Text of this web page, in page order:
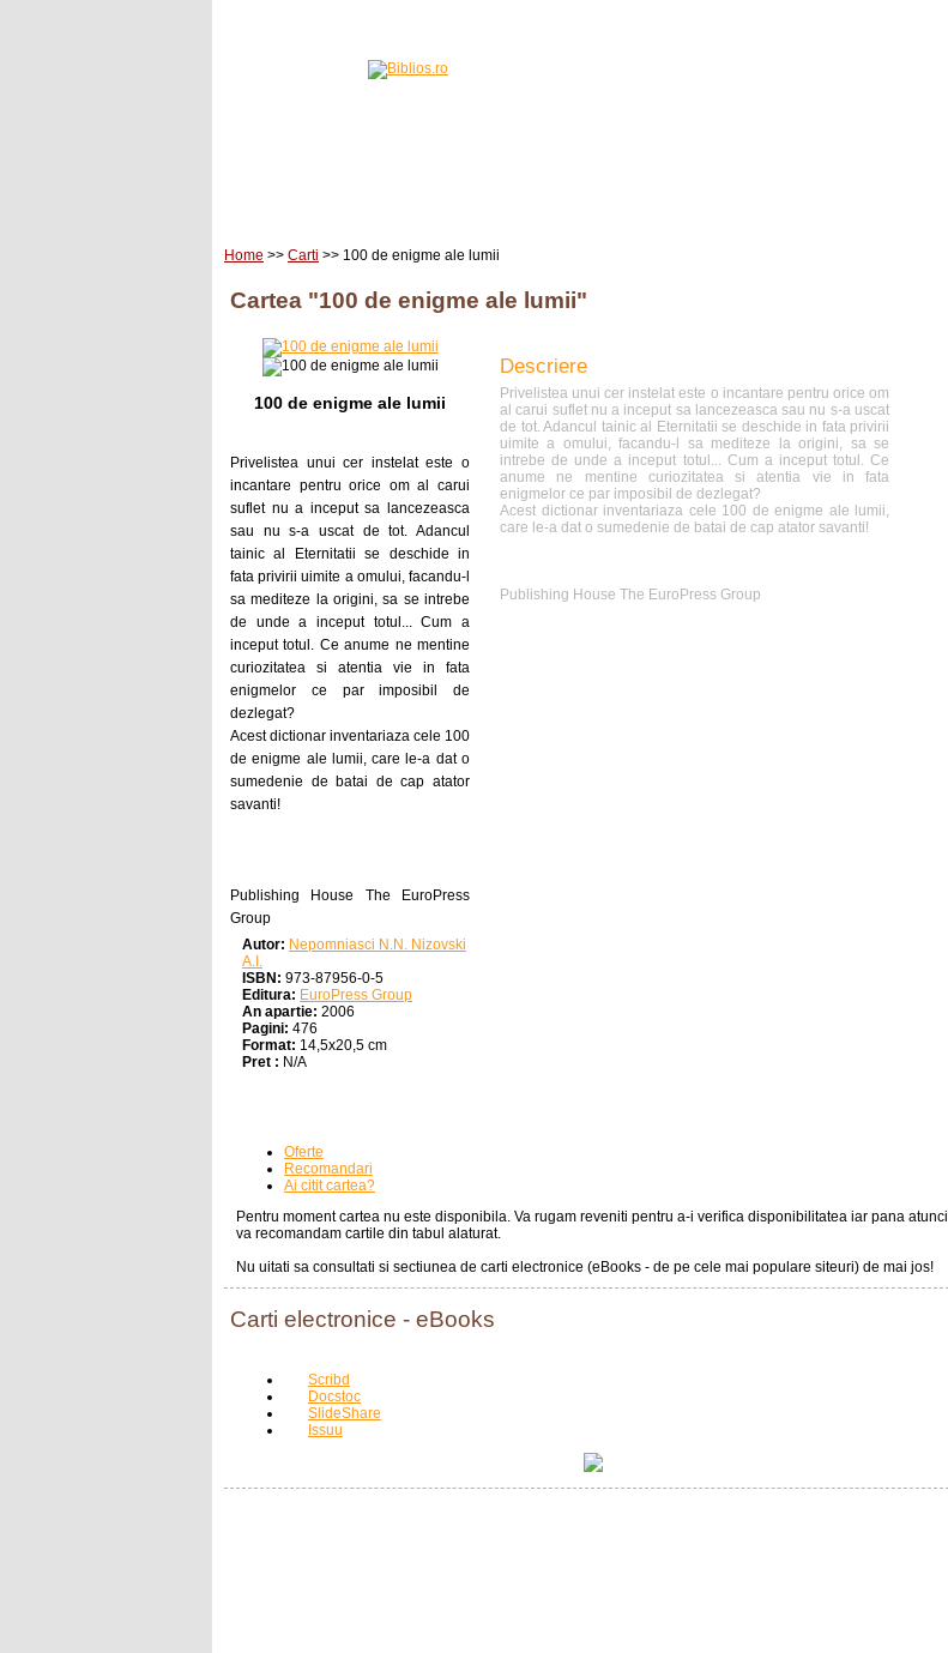
Home >> Carti >> 100 de enigme ale lumii
Cartea "100 de enigme ale lumii"
100 de enigme ale lumii
Privelistea unui cer instelat este o
incantare pentru orice om al carui
suflet nu a inceput sa lancezeasca
sau nu s-a uscat de tot. Adancul
tainic al Eternitatii se deschide in
fata privirii uimite a omului, facandu-l
sa mediteze la origini, sa se intrebe
de unde a inceput totul... Cum a
inceput totul. Ce anume ne mentine
curiozitatea si atentia vie in fata
enigmelor ce par imposibil de
dezlegat?
Acest dictionar inventariaza cele 100
de enigme ale lumii, care le-a dat o
sumedenie de batai de cap atator
savanti!
Publishing House The EuroPress
Group
Autor: Nepomniasci N.N. Nizovski
A.I.
ISBN: 973-87956-0-5
Editura: EuroPress Group
An apartie: 2006
Pagini: 476
Format: 14,5x20,5 cm
Pret : N/A
Descriere
Privelistea unui cer instelat este o incantare pentru orice om
al carui suflet nu a inceput sa lancezeasca sau nu s-a uscat
de tot. Adancul tainic al Eternitatii se deschide in fata privirii
uimite a omului, facandu-l sa mediteze la origini, sa se
intrebe de unde a inceput totul... Cum a inceput totul. Ce
anume ne mentine curiozitatea si atentia vie in fata
enigmelor ce par imposibil de dezlegat?
Acest dictionar inventariaza cele 100 de enigme ale lumii,
care le-a dat o sumedenie de batai de cap atator savanti!
Publishing House The EuroPress Group
Oferte
Recomandari
Ai citit cartea?
Pentru moment cartea nu este disponibila. Va rugam reveniti pentru a-i verifica disponibilitatea iar pana atunci
va recomandam cartile din tabul alaturat.
Nu uitati sa consultati si sectiunea de carti electronice (eBooks - de pe cele mai populare siteuri) de mai jos!
Carti electronice - eBooks
Scribd
Docstoc
SlideShare
Issuu